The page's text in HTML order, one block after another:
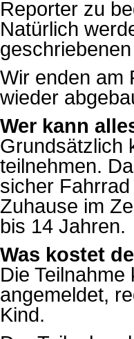
Reporter zu
Natürlich
Wir enden am
wieder
Wer kann
Grundsätzlich
teilnehmen.
sicher
Zuhause im
bis 14 Jahren.
Was kostet
Die
angemeldet,
Kind.